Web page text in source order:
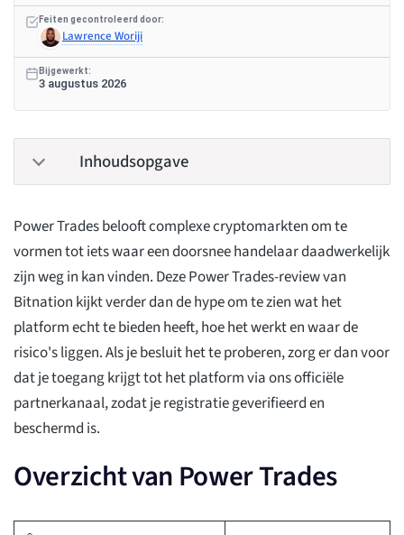
Feiten gecontroleerd door:
Lawrence Woriji
Bijgewerkt:
3 augustus 2026
Inhoudsopgave
Power Trades belooft complexe cryptomarkten om te
vormen tot iets waar een doorsnee handelaar daadwerkelijk
zijn weg in kan vinden. Deze Power Trades-review van
Bitnation kijkt verder dan de hype om te zien wat het
platform echt te bieden heeft, hoe het werkt en waar de
risico's liggen. Als je besluit het te proberen, zorg er dan voor
dat je toegang krijgt tot het platform via ons officiële
partnerkanaal, zodat je registratie geverifieerd en
beschermd is.
Overzicht van Power Trades